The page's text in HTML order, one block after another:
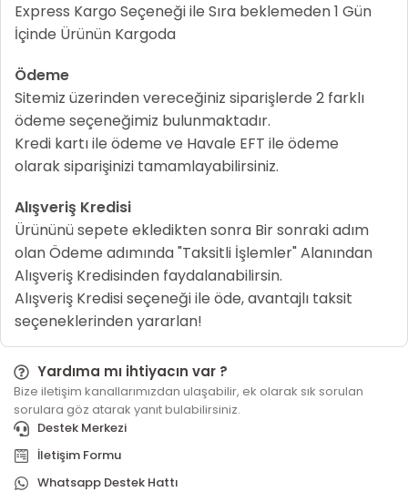
Express Kargo Seçeneği ile Sıra beklemeden 1 Gün
İçinde Ürünün Kargoda
Ödeme
Sitemiz üzerinden vereceğiniz siparişlerde 2 farklı
ödeme seçeneğimiz bulunmaktadır.
Kredi kartı ile ödeme ve Havale EFT ile ödeme
olarak siparişinizi tamamlayabilirsiniz.
Alışveriş Kredisi
Ürününü sepete ekledikten sonra Bir sonraki adım
olan Ödeme adımında "Taksitli İşlemler" Alanından
Alışveriş Kredisinden faydalanabilirsin.
Alışveriş Kredisi seçeneği ile öde, avantajlı taksit
seçeneklerinden yararlan!
Yardıma mı ihtiyacın var ?
Bize iletişim kanallarımızdan ulaşabilir, ek olarak sık sorulan
sorulara göz atarak yanıt bulabilirsiniz.
Destek Merkezi
İletişim Formu
Whatsapp Destek Hattı